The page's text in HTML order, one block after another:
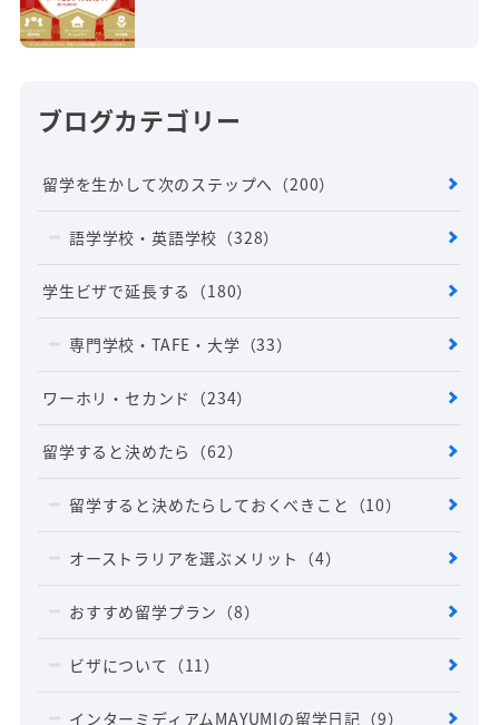
ブログカテゴリー
留学を生かして次のステップへ （200）
語学学校・英語学校 （328）
学生ビザで延長する （180）
専門学校・TAFE・大学 （33）
ワーホリ・セカンド （234）
留学すると決めたら （62）
留学すると決めたらしておくべきこと （10）
オーストラリアを選ぶメリット （4）
おすすめ留学プラン （8）
ビザについて （11）
インターミディアムMAYUMIの留学日記 （9）